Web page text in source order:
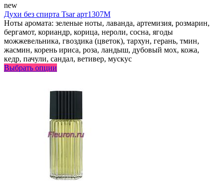
new
Духи без спирта Tsar арт1307M
Ноты аромата: зеленые ноты, лаванда, артемизия, розмарин,
бергамот, кориандр, корица, нероли, сосна, ягоды
можжевельника, гвоздика (цветок), тархун, герань, тмин,
жасмин, корень ириса, роза, ландыш, дубовый мох, кожа,
кедр, пачули, сандал, ветивер, мускус
Выбрать опции